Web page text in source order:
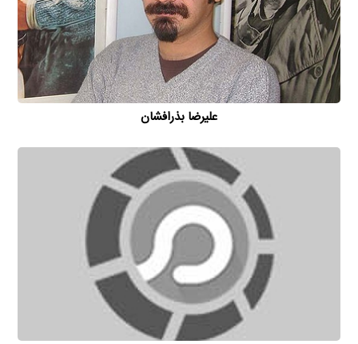
علیرضا بذرافشان